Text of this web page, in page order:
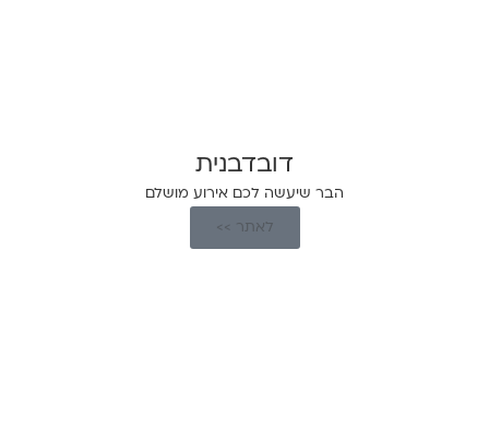
דובדבנית
הבר שיעשה לכם אירוע מושלם
לאתר >>